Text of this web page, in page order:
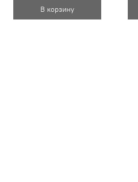
В корзину